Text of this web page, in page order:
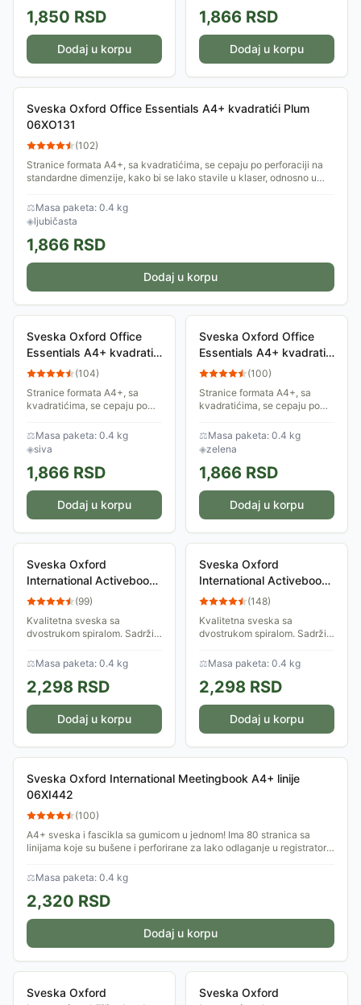
1,850 RSD
Dodaj u korpu
1,866 RSD
Dodaj u korpu
Sveska Oxford Office Essentials A4+ kvadratići Plum
06XO131
(102)
Stranice formata A4+, sa kvadratićima, se cepaju po perforaciji na
standardne dimenzije, kako bi se lako stavile u klaser, odnosno u
⚖Masa paketa: 0.4 kg
◈ljubičasta
1,866 RSD
Dodaj u korpu
Sveska Oxford Office
Essentials A4+ kvadratići
Grey 06XO131
(104)
Stranice formata A4+, sa
kvadratićima, se cepaju po
dimenzije, kako bi se lako
stavile u klaser, odnosno u
registrator....
⚖Masa paketa: 0.4 kg
◈siva
1,866 RSD
Dodaj u korpu
Sveska Oxford Office
Essentials A4+ kvadratići
Green 06XO131
(100)
Stranice formata A4+, sa
kvadratićima, se cepaju po
dimenzije, kako bi se lako
stavile u klaser, odnosno u
registrator....
⚖Masa paketa: 0.4 kg
◈zelena
1,866 RSD
Dodaj u korpu
Sveska Oxford
International Activebook
A4+ linije 06XI241
(99)
Kvalitetna sveska sa
dvostrukom spiralom. Sadrži
linijama i dvostrukim
marginama i zaglavljem. Ima
džep za odlaganje...
⚖Masa paketa: 0.4 kg
2,298 RSD
Dodaj u korpu
Sveska Oxford
International Activebook
A4+ kvadratići 06XI241
(148)
Kvalitetna sveska sa
dvostrukom spiralom. Sadrži
kvadratićima i dvostrukim
marginama i zaglavljem. Ima
džep za odlaganje...
⚖Masa paketa: 0.4 kg
2,298 RSD
Dodaj u korpu
Sveska Oxford International Meetingbook A4+ linije
06XI442
(100)
A4+ sveska i fascikla sa gumicom u jednom! Ima 80 stranica sa
linijama koje su bušene i perforirane za lako odlaganje u registrator.
⚖Masa paketa: 0.4 kg
2,320 RSD
Dodaj u korpu
Sveska Oxford
Sveska Oxford